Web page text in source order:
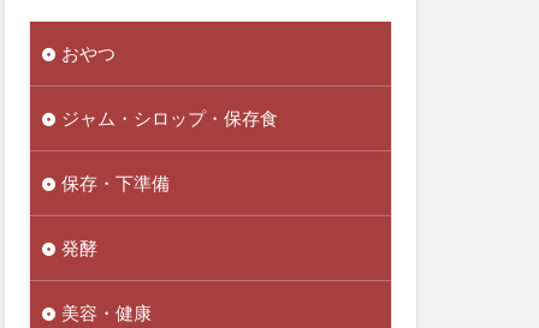
おやつ
ジャム・シロップ・保存食
保存・下準備
発酵
美容・健康